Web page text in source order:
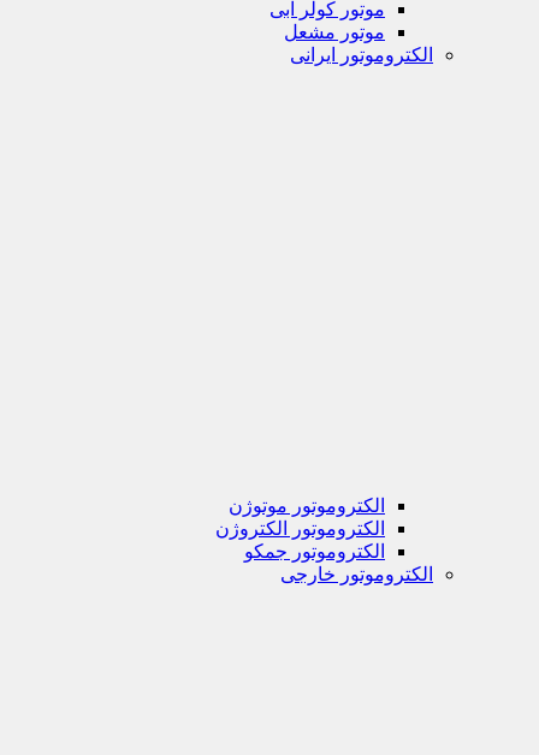
موتور کولر آبی
موتور مشعل
الکتروموتور ایرانی
الکتروموتور موتوژن
الکتروموتور الکتروژن
الکتروموتور جمکو
الکتروموتور خارجی